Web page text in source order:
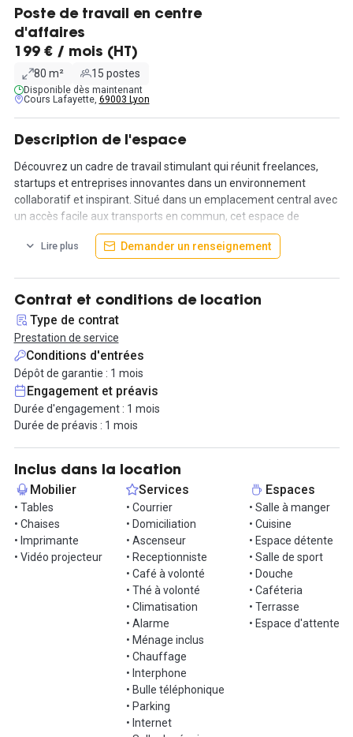
Poste de travail en centre
d'affaires
199 € / mois (HT)
80 m² 15 postes
Disponible dès maintenant
Cours Lafayette, 69003 Lyon
Description de l'espace
Découvrez un cadre de travail stimulant qui réunit freelances,
startups et entreprises innovantes dans un environnement
collaboratif et inspirant. Situé dans un emplacement central avec
un accès facile aux transports en commun, cet espace de
coworking est une communauté dynamique conçue pour
favoriser la créativité et le développement professionnel.
Des postes de travail fixes et ergonomiques vous attendent dans
un environnement lumineux et parfaitement aménagé. Ces
espaces sont entièrement équipés et prêts à l’emploi, avec une
formule flexible pour répondre aux besoins des professionnels en
quête d’agilité. Que vous veniez seul ou en petite équipe, vous
trouverez une solution adaptée pour travailler en toute sérénité.
Dans un espace de 1600m², profitez des nombreux postes de
travail disponible au prix de 199€ HT/mois.
Bénéficiez d’un large éventail de services inclus, comme une
connexion Internet ultra-rapide, l’accès à des salles de réunion
modernes, des coins détente et une cuisine partagée pour vos
pauses. Participez à des événements réguliers, ateliers, meetups
et moments de networking pour booster vos compétences et
élargir votre réseau.
Rejoignez cet espace de coworking et profitez d’un cadre de
travail idéal pour conjuguer performance et convivialité.
Contactez-nous dès maintenant pour planifier une visite et
découvrir ce lieu exceptionnel en plein cœur de Lyon.
Lire plus Demander un renseignement
Contrat et conditions de location
Type de contrat
Prestation de service
Conditions d'entrées
Dépôt de garantie : 1 mois
Engagement et préavis
Durée d'engagement : 1 mois
Durée de préavis : 1 mois
Inclus dans la location
Mobilier
• Tables
• Chaises
• Imprimante
• Vidéo projecteur
Services
• Courrier
• Domiciliation
• Ascenseur
• Receptionniste
• Café à volonté
• Thé à volonté
• Climatisation
• Alarme
• Ménage inclus
• Chauffage
• Interphone
• Bulle téléphonique
• Parking
• Internet
Espaces
• Salle à manger
• Cuisine
• Espace détente
• Salle de sport
• Douche
• Caféteria
• Terrasse
• Espace d'attente